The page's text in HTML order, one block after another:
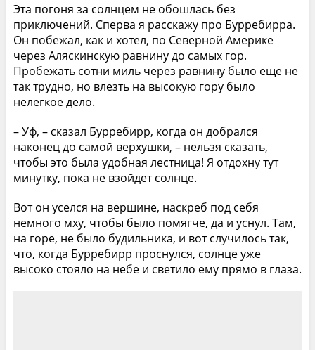
Эта погоня за солнцем не обошлась без
приключений. Сперва я расскажу про Бурребирра.
Он побежал, как и хотел, по Северной Америке
через Аляскинскую равнину до самых гор.
Пробежать сотни миль через равнину было еще не
так трудно, но влезть на высокую гору было
нелегкое дело.
– Уф, – сказал Бурребирр, когда он добрался
наконец до самой верхушки, – нельзя сказать,
чтобы это была удобная лестница! Я отдохну тут
минутку, пока не взойдет солнце.
Вот он уселся на вершине, наскреб под себя
немного мху, чтобы было помягче, да и уснул. Там,
на горе, не было будильника, и вот случилось так,
что, когда Бурребирр проснулся, солнце уже
высоко стояло на небе и светило ему прямо в глаза.